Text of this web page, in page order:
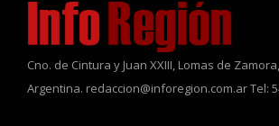
Cno. de Cintura y Juan XXIII, Lomas de
Argentina. redaccion@inforegion.com.ar Tel: